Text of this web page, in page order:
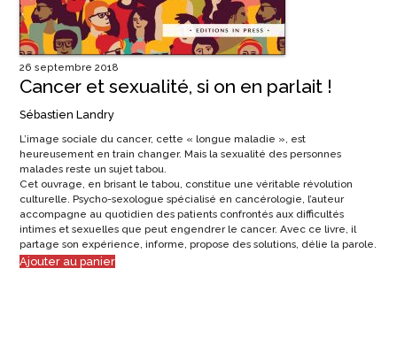
26 septembre 2018
Cancer et sexualité, si on en parlait !
Sébastien Landry
L’image sociale du cancer, cette « longue maladie », est
heureusement en train changer. Mais la sexualité des personnes
malades reste un sujet tabou.
Cet ouvrage, en brisant le tabou, constitue une véritable révolution
culturelle. Psycho-sexologue spécialisé en cancérologie, l’auteur
accompagne au quotidien des patients confrontés aux difficultés
intimes et sexuelles que peut engendrer le cancer. Avec ce livre, il
partage son expérience, informe, propose des solutions, délie la parole.
Ajouter au panier